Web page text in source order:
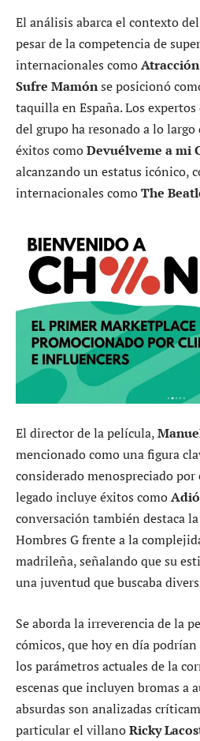
El análisis abarca el contexto
pesar de la competencia de
internacionales como
Sufre Mamónse posicionó
taquilla en España. Los
del grupo ha resonado a lo largo
éxitos comoDevuélveme a mi
alcanzando un estatus icónico,
internacionales comoThe
El director de la película,
mencionado como una figura
considerado menospreciado
legado incluye éxitos como
conversación también destaca
Hombres G frente a la
madrileña, señalando que su
una juventud que buscaba
Se aborda la irreverencia de la
cómicos, que hoy en día
los parámetros actuales de la
escenas que incluyen bromas a
absurdas son analizadas
particular el villanoRicky